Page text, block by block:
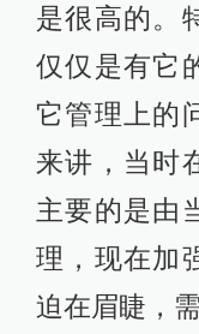
是很高的。
仅仅是有它
它管理上的
来讲，当时
主要的是由
理，现在加
迫在眉睫，